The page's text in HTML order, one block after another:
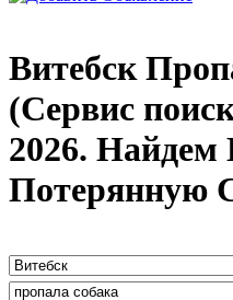
Витебск
(Сервис
2026.
Потерянную